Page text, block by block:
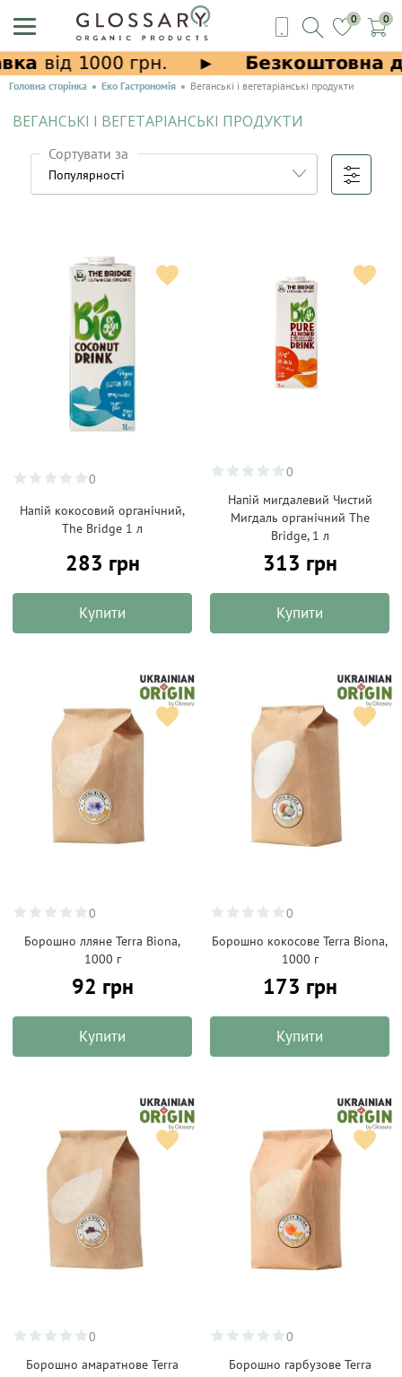
0 0
Головна сторінка Еко Гастрономія Веганські і вегетаріанські продукти
ВЕГАНСЬКІ І ВЕГЕТАРІАНСЬКІ ПРОДУКТИ
Сортувати за
0
Напій кокосовий органічний,
The Bridge 1 л
283 грн
Купити
0
Напій мигдалевий Чистий
Мигдаль органічний The
Bridge, 1 л
313 грн
Купити
0
Борошно лляне Terra Biona,
1000 г
92 грн
Купити
0
Борошно кокосове Terra Biona,
1000 г
173 грн
Купити
0
Борошно амаратнове Terra
0
Борошно гарбузове Terra